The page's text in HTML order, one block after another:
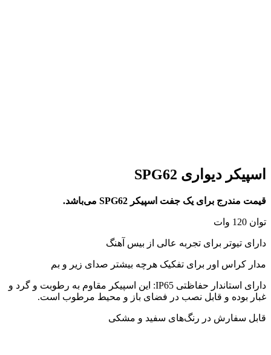
اسپیکر دیواری SPG62
قیمت مندرج برای یک جفت اسپیکر SPG62 می‌باشد.
توان 120 وات
دارای تیوتر برای تجربه عالی از بیس آهنگ
مدار کراس اور برای تفکیک هرچه بیشتر صدای زیر و بم
دارای استاندار حفاظتی IP65: این اسپیکر مقاوم به رطوبت و گرد و
غبار بوده و قابل نصب در فضای باز و محیط مرطوب است.
قابل سفارش در رنگ‌های سفید و مشکی